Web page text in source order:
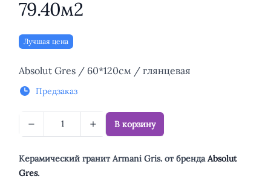
79.40м2
Лучшая цена
Описание
Absolut Gres / 60*120см / глянцевая
Предзаказ
В корзину
Керамический гранит Armani Gris. от бренда Absolut
Gres.